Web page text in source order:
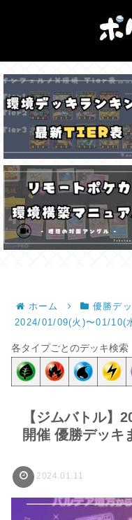
ホーム 優勝デ
2024/01/09(火)〜01/10(
各タイプごとのデッキ検索
【ジムバトル】
開催 優勝デッキ
2024.01.11